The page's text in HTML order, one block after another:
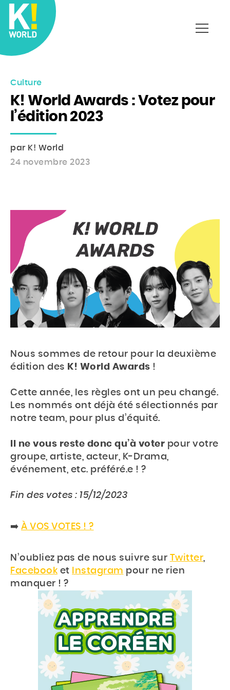
Culture
K! World Awards : Votez pour
l’édition 2023
par K! World
24 novembre 2023
Nous sommes de retour pour la deuxième
édition des K! World Awards !
Cette année, les règles ont un peu changé.
Les nommés ont déjà été sélectionnés par
notre team, pour plus d’équité.
Il ne vous reste donc qu’à voter pour votre
groupe, artiste, acteur, K-Drama,
événement, etc. préféré.e ! ?
Fin des votes : 15/12/2023
➡️ À VOS VOTES ! ?
N’oubliez pas de nous suivre sur Twitter,
Facebook et Instagram pour ne rien
manquer ! ?